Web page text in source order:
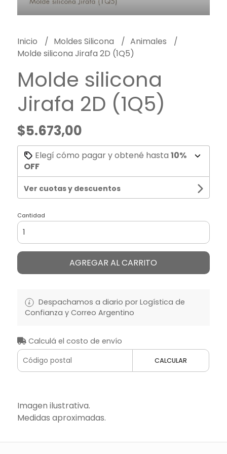
Inicio Moldes Silicona
Animales
Molde silicona Jirafa 2D (1Q5)
Molde silicona
Jirafa 2D (1Q5)
$5.673,00
Elegí cómo pagar y obtené hasta 10%
OFF
Ver cuotas y descuentos
Cantidad
AGREGAR AL CARRITO
Despachamos a diario por Logística de
Confianza y Correo Argentino
Calculá el costo de envío
CALCULAR
Imagen ilustrativa.
Medidas aproximadas.